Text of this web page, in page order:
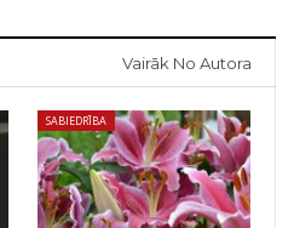
Vairāk No Autora
SABIEDRĪBA